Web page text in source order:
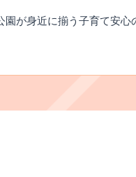
が身近に揃う子育て安心